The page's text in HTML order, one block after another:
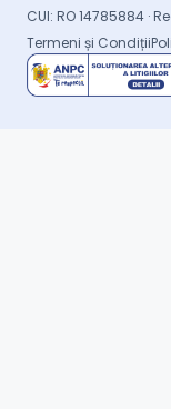
CUI: RO 14785884 ·
Termeni și Condiții